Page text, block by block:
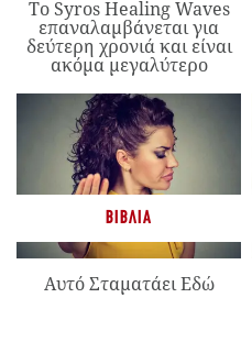
Το Syros Healing Waves
επαναλαμβάνεται για
δεύτερη χρονιά και είναι
ακόμα μεγαλύτερο
ΒΙΒΛΊΑ
Αυτό Σταματάει Εδώ